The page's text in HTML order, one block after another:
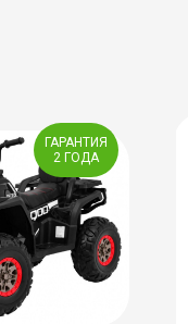
ГАРАНТИЯ
2 ГОДА